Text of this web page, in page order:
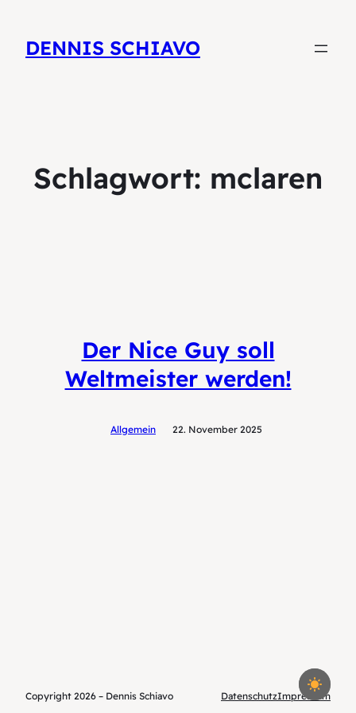
DENNIS SCHIAVO
Schlagwort: mclaren
Der Nice Guy soll
Weltmeister werden!
Allgemein 22. November 2025
Copyright 2026 – Dennis Schiavo DatenschutzImpressum